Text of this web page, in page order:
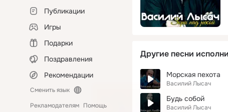
Публикации
Игры
Подарки
Поздравления
Рекомендации
Сменить язык
Рекламодателям Помощь
Другие песни
Морская пехота
Василий Лысач
Будь собой
Василий Лысач